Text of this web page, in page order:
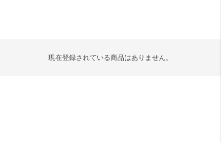
現在登録されている商品はありません。